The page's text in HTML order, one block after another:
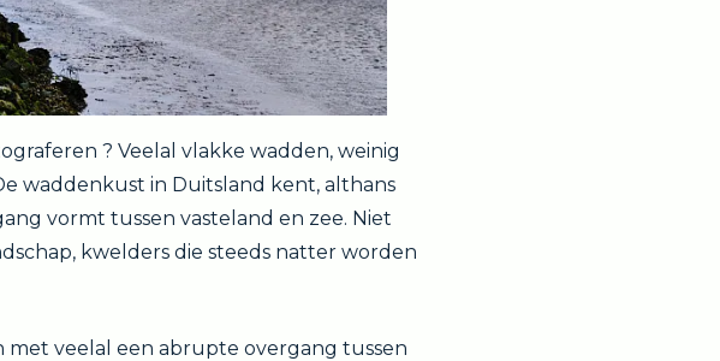
? Veelal vlakke wadden, weinig
waddenkust in Duitsland kent, althans
vormt tussen vasteland en zee. Niet
kwelders die steeds natter worden
met veelal een abrupte overgang tussen